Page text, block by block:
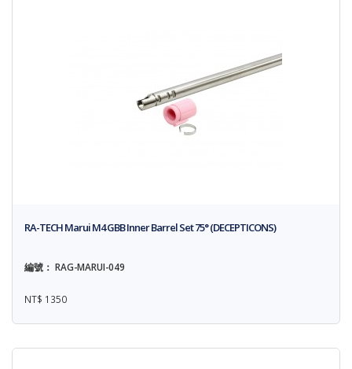
RA-TECH Marui M4 GBB Inner Barrel Set 75° (DECEPTICONS)
編號： RAG-MARUI-049
NT$ 1350